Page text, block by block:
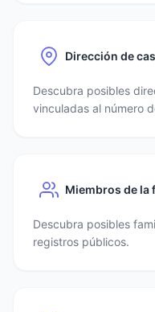
Dirección de
Descubra posibles
vinculadas al número
Miembros de la
Descubra posibles
registros públicos.